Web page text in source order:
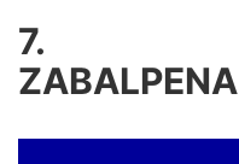
7.
ZABALPENA